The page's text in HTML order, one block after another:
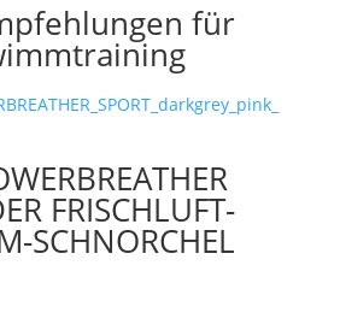
für
FRISCHLUFT-
SCHNORCHEL